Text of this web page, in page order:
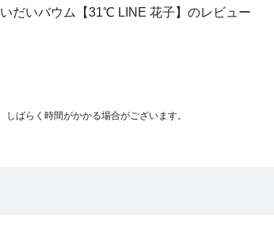
だいバウム【31℃ LINE 花子】のレビュー
ばらく時間がかかる場合がございます。